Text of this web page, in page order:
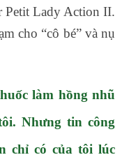
Petit Lady Action II.
cho “cô bé” và nụ
làm hồng nhũ
Nhưng tin công
chỉ có của tôi lúc